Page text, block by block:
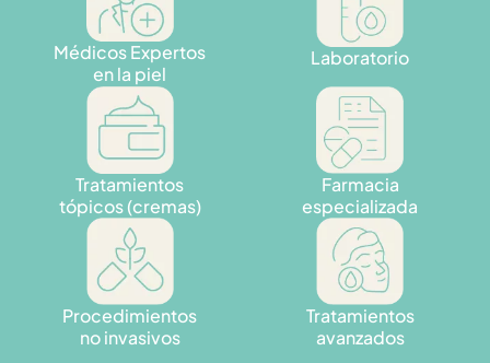
Médicos Expertos
en la piel
Laboratorio
Tratamientos
tópicos (cremas)
Farmacia
especializada
Procedimientos
no invasivos
Tratamientos
avanzados